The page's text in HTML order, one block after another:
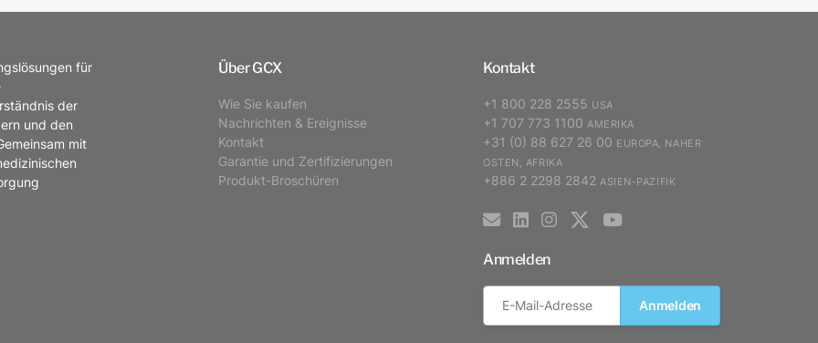
für
der
und den
mit
Über GCX
Wie Sie kaufen
Nachrichten & Ereignisse
Kontakt
Garantie und Zertifizierungen
Produkt-Broschüren
Kontakt
+1 800 228 2555 USA
+1 707 773 1100 AMERIKA
+31 (0) 88 627 26 00 EUROPA, NAHER
OSTEN, AFRIKA
+886 2 2298 2842 ASIEN-PAZIFIK
Anmelden
Anmelden